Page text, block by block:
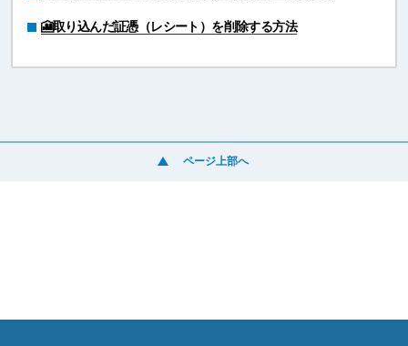
🎦取り込んだ証憑（レシート）を削除する方法
ページ上部へ